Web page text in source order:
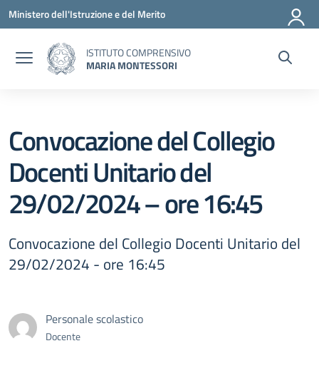
Vai ai contenuti
Vai al menu di navigazione
Vai al footer
Ministero dell'Istruzione e del Merito
ISTITUTO COMPRENSIVO
MARIA MONTESSORI
Convocazione del Collegio
Docenti Unitario del
29/02/2024 – ore 16:45
Convocazione del Collegio Docenti Unitario del
29/02/2024 - ore 16:45
Personale scolastico
Docente